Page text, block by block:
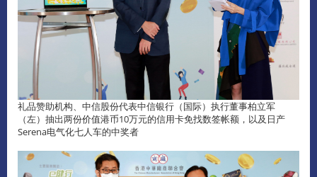
礼品赞助机构、中信股份代表中信银行（国际）执行董事柏立军
（左）抽出两份价值港币10万元的信用卡免找数签帐额，以及日产
Serena电气化七人车的中奖者